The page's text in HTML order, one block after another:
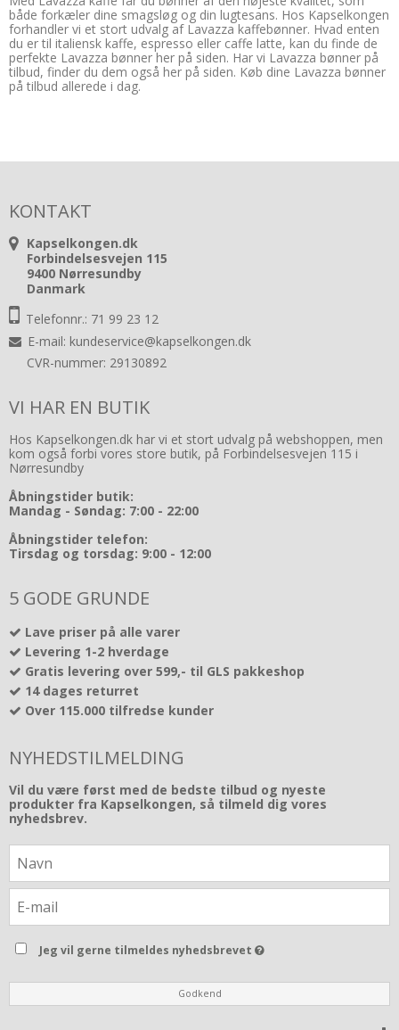
både forkæler dine smagsløg og din lugtesans. Hos Kapselkongen
forhandler vi et stort udvalg af Lavazza kaffebønner. Hvad enten
du er til italiensk kaffe, espresso eller caffe latte, kan du finde de
perfekte Lavazza bønner her på siden. Har vi Lavazza bønner på
tilbud, finder du dem også her på siden. Køb dine Lavazza bønner
på tilbud allerede i dag.
KONTAKT
Kapselkongen.dk
Forbindelsesvejen 115
9400 Nørresundby
Danmark
Telefonnr.: 71 99 23 12
E-mail: kundeservice@kapselkongen.dk
CVR-nummer: 29130892
VI HAR EN BUTIK
Hos Kapselkongen.dk har vi et stort udvalg på webshoppen, men
kom også forbi vores store butik, på Forbindelsesvejen 115 i
Nørresundby
Åbningstider butik:
Mandag - Søndag: 7:00 - 22:00
Åbningstider telefon:
Tirsdag og torsdag: 9:00 - 12:00
5 GODE GRUNDE
Lave priser på alle varer
Levering 1-2 hverdage
Gratis levering over 599,- til GLS pakkeshop
14 dages returret
Over 115.000 tilfredse kunder
NYHEDSTILMELDING
Vil du være først med de bedste tilbud og nyeste
produkter fra Kapselkongen, så tilmeld dig vores
nyhedsbrev.
Jeg vil gerne tilmeldes nyhedsbrevet
Godkend